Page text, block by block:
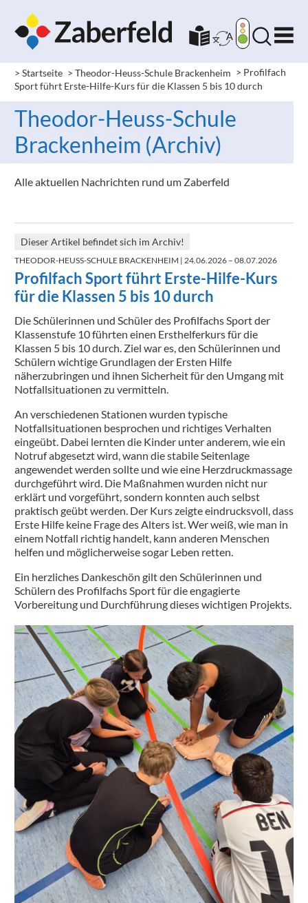
> Startseite > Theodor-Heuss-Schule Brackenheim > Profilfach
Sport führt Erste-Hilfe-Kurs für die Klassen 5 bis 10 durch
Theodor-Heuss-Schule
Brackenheim (Archiv)
Alle aktuellen Nachrichten rund um Zaberfeld
Dieser Artikel befindet sich im Archiv!
THEODOR-HEUSS-SCHULE BRACKENHEIM | 24.06.2026 – 08.07.2026
Profilfach Sport führt Erste-Hilfe-Kurs
für die Klassen 5 bis 10 durch
Die Schülerinnen und Schüler des Profilfachs Sport der
Klassenstufe 10 führten einen Ersthelferkurs für die
Klassen 5 bis 10 durch. Ziel war es, den Schülerinnen und
Schülern wichtige Grundlagen der Ersten Hilfe
näherzubringen und ihnen Sicherheit für den Umgang mit
Notfallsituationen zu vermitteln.
An verschiedenen Stationen wurden typische
Notfallsituationen besprochen und richtiges Verhalten
eingeübt. Dabei lernten die Kinder unter anderem, wie ein
Notruf abgesetzt wird, wann die stabile Seitenlage
angewendet werden sollte und wie eine Herzdruckmassage
durchgeführt wird. Die Maßnahmen wurden nicht nur
erklärt und vorgeführt, sondern konnten auch selbst
praktisch geübt werden. Der Kurs zeigte eindrucksvoll, dass
Erste Hilfe keine Frage des Alters ist. Wer weiß, wie man in
einem Notfall richtig handelt, kann anderen Menschen
helfen und möglicherweise sogar Leben retten.
Ein herzliches Dankeschön gilt den Schülerinnen und
Schülern des Profilfachs Sport für die engagierte
Vorbereitung und Durchführung dieses wichtigen Projekts.